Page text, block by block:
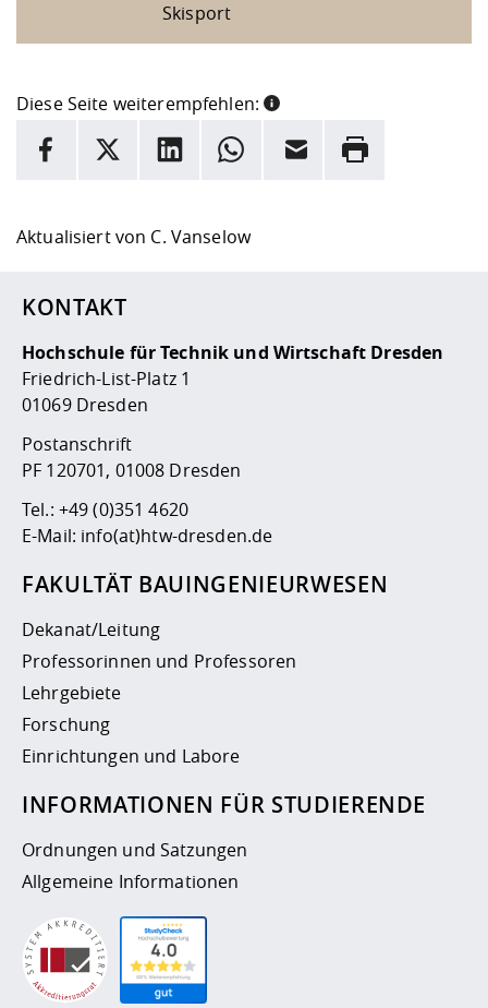
Skisport
Diese Seite weiterempfehlen:
INFORMATION
Facebook
X LinkedInWhatsappE-Mail Drucken
Aktualisiert von C. Vanselow
KONTAKT
Hochschule für Technik und Wirtschaft Dresden
Friedrich-List-Platz 1
01069 Dresden
Postanschrift
PF 120701, 01008 Dresden
Tel.: +49 (0)351 4620
E-Mail: info(at)htw-dresden.de
FAKULTÄT BAUINGENIEURWESEN
Dekanat/Leitung
Professorinnen und Professoren
Lehrgebiete
Forschung
Einrichtungen und Labore
INFORMATIONEN FÜR STUDIERENDE
Ordnungen und Satzungen
Allgemeine Informationen